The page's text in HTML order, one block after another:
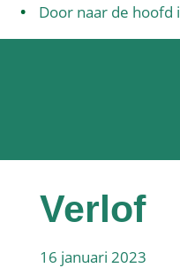
Door naar de hoofd
Verlof
16 januari 2023